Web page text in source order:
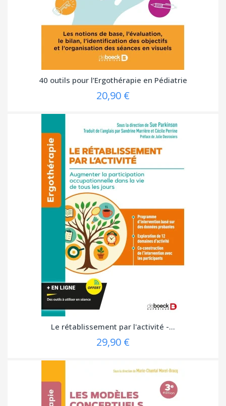
40 outils pour l’Ergothérapie en Pédiatrie
20,90 €
Le rétablissement par l'activité -...
29,90 €